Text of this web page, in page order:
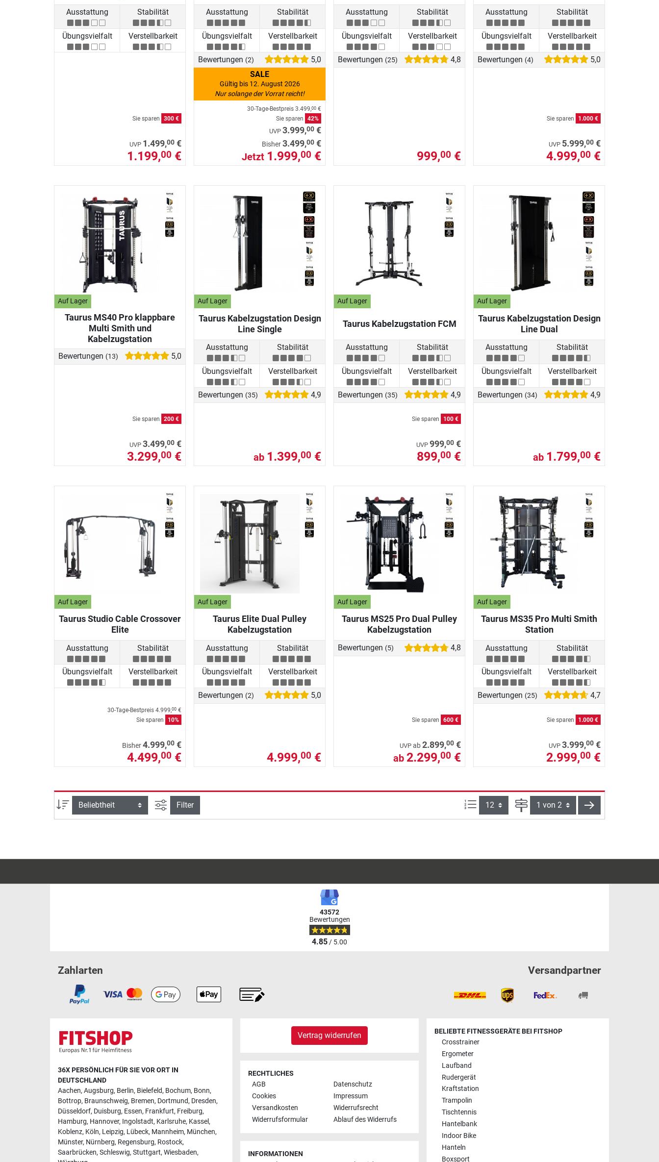
Ausstattung Stabilität
Übungsvielfalt Verstellbarkeit
Sie sparen 300 €
UVP 1.499,00 €
1.199,00 €
Ausstattung Stabilität
Übungsvielfalt Verstellbarkeit
Bewertungen (2)
5,0
SALE
Gültig bis 12. August 2026
Nur solange der Vorrat reicht!
30-Tage-Bestpreis 3.499,00 €
Sie sparen
42%
UVP 3.999,00 €
Bisher3.499,00 €
Jetzt 1.999,00 €
Ausstattung Stabilität
Übungsvielfalt Verstellbarkeit
Bewertungen (25) 4,8
999,00 €
Ausstattung Stabilität
Übungsvielfalt Verstellbarkeit
Bewertungen (4) 5,0
Sie sparen 1.000 €
UVP 5.999,00 €
4.999,00 €
Auf Lager
Taurus MS40 Pro klappbare
Multi Smith und
Kabelzugstation
Bewertungen (13) 5,0
Sie sparen 200 €
UVP 3.499,00 €
3.299,00 €
Auf Lager
Taurus Kabelzugstation Design
Line Single
Ausstattung Stabilität
Übungsvielfalt Verstellbarkeit
Bewertungen (35) 4,9
ab 1.399,00 €
Auf Lager
Taurus Kabelzugstation FCM
Ausstattung Stabilität
Übungsvielfalt Verstellbarkeit
Bewertungen (35) 4,9
Sie sparen 100 €
UVP 999,00 €
899,00 €
Auf Lager
Taurus Kabelzugstation Design
Line Dual
Ausstattung Stabilität
Übungsvielfalt Verstellbarkeit
Bewertungen (34) 4,9
ab 1.799,00 €
Auf Lager
Taurus Studio Cable Crossover
Elite
Ausstattung Stabilität
Übungsvielfalt Verstellbarkeit
30-Tage-Bestpreis 4.999,00 €
Sie sparen
10%
Bisher4.999,00 €
4.499,00 €
Auf Lager
Taurus Elite Dual Pulley
Kabelzugstation
Ausstattung Stabilität
Übungsvielfalt Verstellbarkeit
Bewertungen (2) 5,0
4.999,00 €
Auf Lager
Taurus MS25 Pro Dual Pulley
Kabelzugstation
Bewertungen (5) 4,8
Sie sparen 600 €
UVP ab2.899,00 €
ab 2.299,00 €
Auf Lager
Taurus MS35 Pro Multi Smith
Station
Ausstattung Stabilität
Übungsvielfalt Verstellbarkeit
Bewertungen (25) 4,7
Sie sparen 1.000 €
UVP 3.999,00 €
2.999,00 €
Sortierung Ansicht filtern
Filter Artikel pro Seite: Seite weiter
43572
Bewertungen
4.85/ 5.00
Zahlarten Versandpartner
36X PERSÖNLICH FÜR SIE VOR ORT IN
DEUTSCHLAND
Aachen, Augsburg, Berlin, Bielefeld, Bochum, Bonn,
Bottrop, Braunschweig, Bremen, Dortmund, Dresden,
Düsseldorf, Duisburg, Essen, Frankfurt, Freiburg,
Hamburg, Hannover, Ingolstadt, Karlsruhe, Kassel,
Koblenz, Köln, Leipzig, Lübeck, Mannheim, München,
Münster, Nürnberg, Regensburg, Rostock,
Saarbrücken, Schleswig, Stuttgart, Wiesbaden,
Vertrag widerrufen
RECHTLICHES
AGB
Datenschutz
Cookies
Impressum
Versandkosten
Widerrufsrecht
Widerrufsformular
Ablauf des Widerrufs
INFORMATIONEN
BELIEBTE FITNESSGERÄTE BEI FITSHOP
Crosstrainer
Ergometer
Laufband
Rudergerät
Kraftstation
Trampolin
Tischtennis
Hantelbank
Indoor Bike
Hanteln
Boxsport